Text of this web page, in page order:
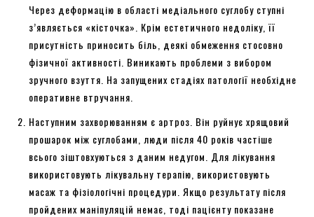
Через деформацію в області медіального суглобу ступні
з’являється «кісточка». Крім естетичного недоліку, її
присутність приносить біль, деякі обмеження стосовно
фізичної активності. Виникають проблеми з вибором
зручного взуття. На запущених стадіях патології необхідне
оперативне втручання.
Наступним захворюванням є артроз. Він руйнує хрящовий
прошарок між суглобами, люди після 40 років частіше
всього зіштовхуються з даним недугом. Для лікування
використовують лікувальну терапію, використовують
масаж та фізіологічні процедури. Якщо результату після
пройдених маніпуляцій немає, тоді пацієнту показане